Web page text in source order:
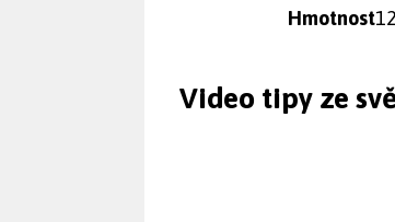
Hmotnost
Video tipy ze